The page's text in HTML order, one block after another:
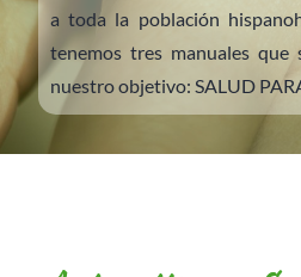
a toda la población
tenemos tres manuales que
nuestro objetivo: SALUD